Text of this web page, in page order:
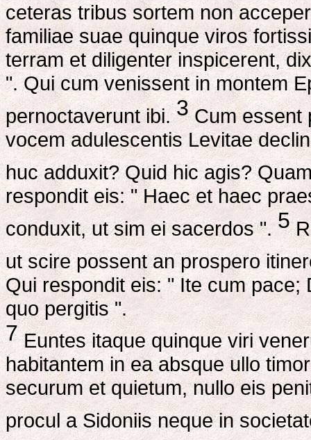
ceteras tribus sortem non
familiae suae quinque viros
terram et diligenter inspicerent,
". Qui cum venissent in montem
pernoctaverunt ibi.3Cum essent
vocem adulescentis Levitae
huc adduxit? Quid hic agis?
respondit eis: " Haec et haec
conduxit, ut sim ei sacerdos ".5
ut scire possent an prospero
Qui respondit eis: " Ite cum
quo pergitis ".
7Euntes itaque quinque viri
habitantem in ea absque ullo
securum et quietum, nullo eis
procul a Sidoniis neque in